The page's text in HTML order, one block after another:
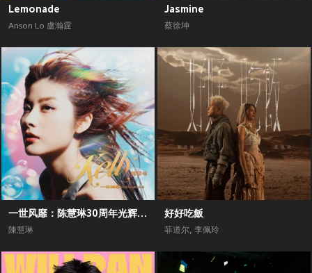
Lemonade
Anson Lo 盧瀚霆
Jasmine
蔡徐坤
一世风靡：陈慧琳30周年光辉全纪录
陳慧琳
好好吃飯
菲道尔, 李佩玲